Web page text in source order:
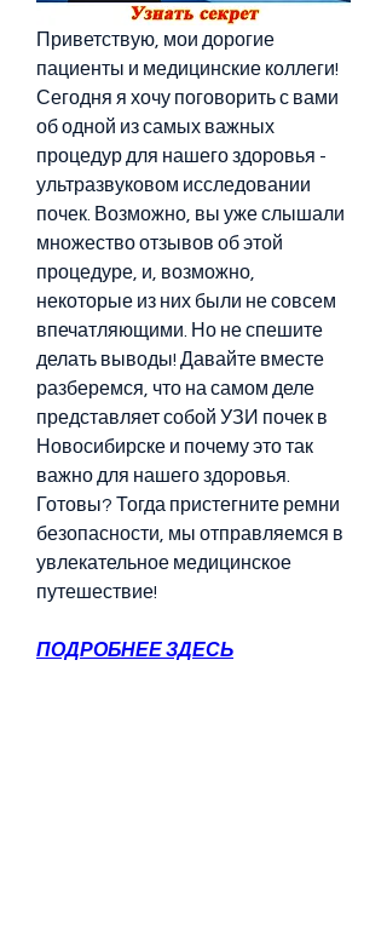
Приветствую, мои дорогие
пациенты и медицинские коллеги!
Сегодня я хочу поговорить с вами
об одной из самых важных
процедур для нашего здоровья -
ультразвуковом исследовании
почек. Возможно, вы уже слышали
множество отзывов об этой
процедуре, и, возможно,
некоторые из них были не совсем
впечатляющими. Но не спешите
делать выводы! Давайте вместе
разберемся, что на самом деле
представляет собой УЗИ почек в
Новосибирске и почему это так
важно для нашего здоровья.
Готовы? Тогда пристегните ремни
безопасности, мы отправляемся в
увлекательное медицинское
путешествие!
ПОДРОБНЕЕ ЗДЕСЬ